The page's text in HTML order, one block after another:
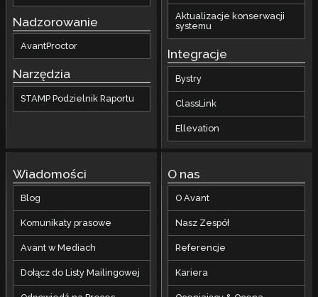
Nadzorowanie
AvantProctor
Narzędzia
STAMP Podzielnik Raportu
Aktualizacje konserwacji
systemu
Integracje
Bystry
ClassLink
Ellevation
Wiadomości
Blog
Komunikaty prasowe
Avant w Mediach
Dołącz do Listy Mailingowej
O nas
O Avant
Nasz Zespół
Referencje
Kariera